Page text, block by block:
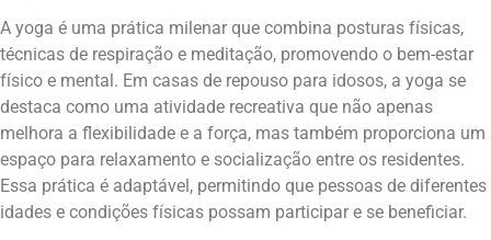
A yoga é uma prática milenar que combina posturas físicas,
técnicas de respiração e meditação, promovendo o bem-estar
físico e mental. Em casas de repouso para idosos, a yoga se
destaca como uma atividade recreativa que não apenas
melhora a flexibilidade e a força, mas também proporciona um
espaço para relaxamento e socialização entre os residentes.
Essa prática é adaptável, permitindo que pessoas de diferentes
idades e condições físicas possam participar e se beneficiar.